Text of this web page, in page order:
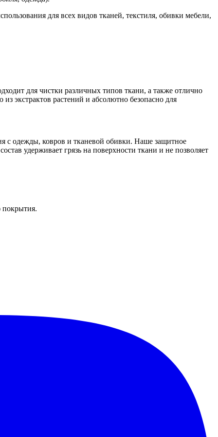
для всех видов тканей, текстиля, обивки мебели,
для чистки различных типов ткани, а также отлично
экстрактов растений и абсолютно безопасно для
с одежды, ковров и тканевой обивки. Наше защитное
удерживает грязь на поверхности ткани и не позволяет
покрытия.